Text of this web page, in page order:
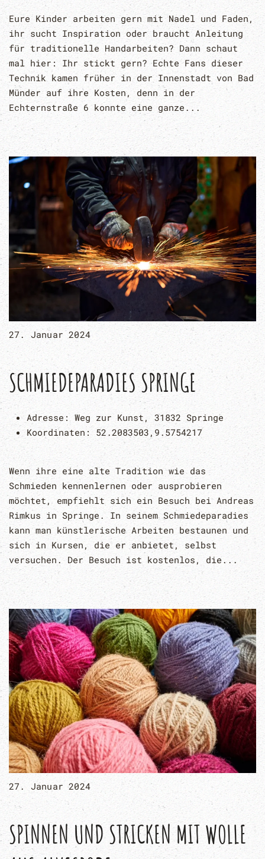
Eure Kinder arbeiten gern mit Nadel und Faden,
ihr sucht Inspiration oder braucht Anleitung
für traditionelle Handarbeiten? Dann schaut
mal hier: Ihr stickt gern? Echte Fans dieser
Technik kamen früher in der Innenstadt von Bad
Münder auf ihre Kosten, denn in der
Echternstraße 6 konnte eine ganze...
27. Januar 2024
SCHMIEDEPARADIES SPRINGE
Adresse: Weg zur Kunst, 31832 Springe
Koordinaten: 52.2083503,9.5754217
Wenn ihre eine alte Tradition wie das
Schmieden kennenlernen oder ausprobieren
möchtet, empfiehlt sich ein Besuch bei Andreas
Rimkus in Springe. In seinem Schmiedeparadies
kann man künstlerische Arbeiten bestaunen und
sich in Kursen, die er anbietet, selbst
versuchen. Der Besuch ist kostenlos, die...
27. Januar 2024
SPINNEN UND STRICKEN MIT WOLLE